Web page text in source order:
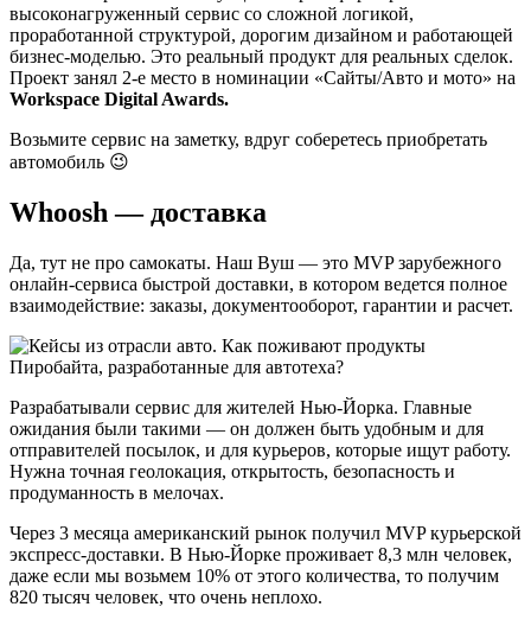
высоконагруженный сервис со сложной логикой,
проработанной структурой, дорогим дизайном и работающей
бизнес-моделью. Это реальный продукт для реальных сделок.
Проект занял 2-е место в номинации «Сайты/Авто и мото» на
Workspace Digital Awards.
Возьмите сервис на заметку, вдруг соберетесь приобретать
автомобиль 😉
Whoosh — доставка
Да, тут не про самокаты. Наш Вуш — это MVP зарубежного
онлайн-сервиса быстрой доставки, в котором ведется полное
взаимодействие: заказы, документооборот, гарантии и расчет.
Разрабатывали сервис для жителей Нью-Йорка. Главные
ожидания были такими — он должен быть удобным и для
отправителей посылок, и для курьеров, которые ищут работу.
Нужна точная геолокация, открытость, безопасность и
продуманность в мелочах.
Через 3 месяца американский рынок получил MVP курьерской
экспресс-доставки. В Нью-Йорке проживает 8,3 млн человек,
даже если мы возьмем 10% от этого количества, то получим
820 тысяч человек, что очень неплохо.